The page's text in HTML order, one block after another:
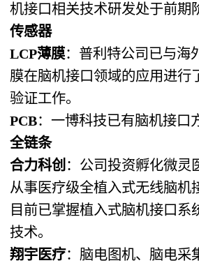
机接口相关技术研发处于前期
传感器
LCP薄膜：普利特公司已与海
膜在脑机接口领域的应用进行
验证工作。
PCB：一博科技已有脑机接口
全链条
合力科创 ：公司投资孵化微灵
从事医疗级全植入式无线脑机
目前已掌握植入式脑机接口系
技术。
翔宇医疗：脑电图机、脑电采